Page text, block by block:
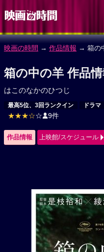
映画の時間 → 作品情報 → 箱の
箱の中の羊 作品
はこのなかのひつじ
最高5位、3回ランクイン ドラマ
★★★☆☆ 9件
作品情報 上映館/スケジュール